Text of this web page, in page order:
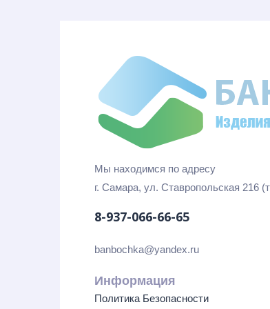
Мы находимся по адресу
г. Самара, ул. Ставропольская 216
8-937-066-66-65
banbochka@yandex.ru
Информация
Политика Безопасности